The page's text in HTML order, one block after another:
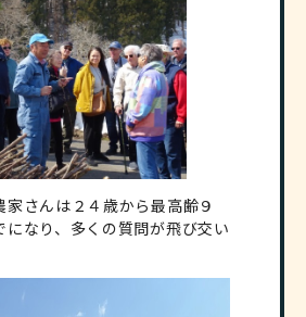
家さんは２４歳から最高齢９
になり、多くの質問が飛び交い